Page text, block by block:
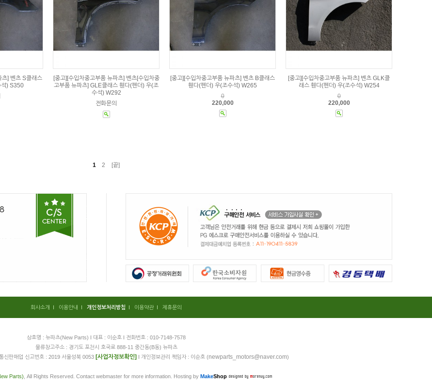
츠] 벤츠 S클래스
석) S350
[중고][수입차중고부품 뉴파츠] 벤츠[수입차중
고부품 뉴파츠] GLE클래스 휀다(펜더) 우(조
수석) W292
전화문의
[중고][수입차중고부품 뉴파츠] 벤츠 B클래스
휀다(펜더) 우(조수석) W265
0
220,000
[중고][수입차중고부품 뉴파츠] 벤츠 GLK클
래스 휀다(펜더) 우(조수석) W254
0
220,000
1 2 [끝]
회사소개 I 이용안내 I 개인정보처리방침 I 이용약관I 제휴문의
상호명 : 뉴파츠(New Parts) I 대표 : 이순호 I 전화번호 : 010-7148-7578
물류창고주소 : 경기도 포천시 호국로 888-11 중간동(B동) 뉴파츠
신판매업 신고번호 : 2019 서울성북 0053 [사업자정보확인] I 개인정보관리 책임자 : 이순호 (newparts_motors@naver.com)
Parts) , All Rights Reserved. Contact webmaster for more information. Hosting by MakeShop